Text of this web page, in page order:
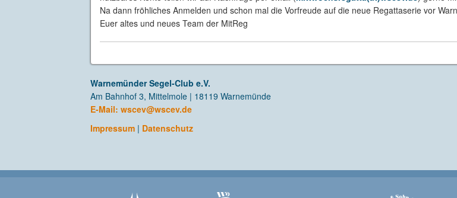
Na dann fröhliches Anmelden und schon mal die Vorfreude auf die neue Regattaserie vor
Euer altes und neues Team der MitReg
Warnemünder Segel-Club e.V.
Am Bahnhof 3, Mittelmole | 18119 Warnemünde
E-Mail: wscev@wscev.de
Impressum | Datenschutz